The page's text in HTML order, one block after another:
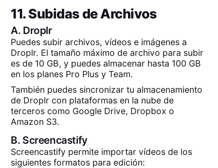
11. Subidas de Archivos
A. Droplr
Puedes subir archivos, vídeos e imágenes a
Droplr. El tamaño máximo de archivo para subir
es de 10 GB, y puedes almacenar hasta 100 GB
en los planes Pro Plus y Team.
También puedes sincronizar tu almacenamiento
de Droplr con plataformas en la nube de
terceros como Google Drive, Dropbox o
Amazon S3.
B. Screencastify
Screencastify permite importar vídeos de los
siguientes formatos para edición: